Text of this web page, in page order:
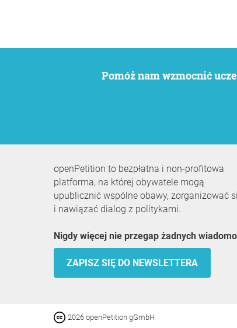
Pomóż nam wzmocnić
openPetition to bezpłatna i non-profitowa
platforma, na której obywatele mogą
upublicznić wspólne obawy, zorganizować
i nawiązać dialog z politykami.
Nigdy więcej nie przegap żadnych
ZAPISZ SIĘ DO NEWSLETTERA
2026 openPetition gGmbH